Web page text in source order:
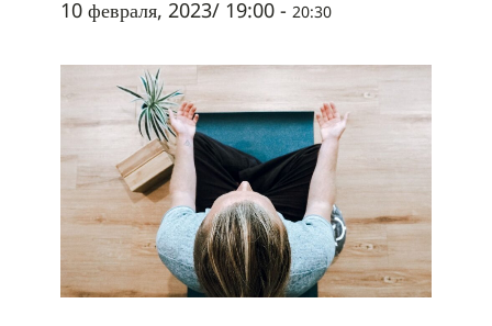
10 февраля, 2023/ 19:00 - 20:30